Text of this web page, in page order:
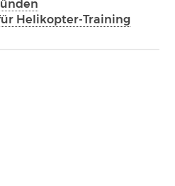
Helikopter-Training